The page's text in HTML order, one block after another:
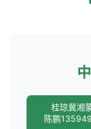
桂琼冀湘
陈鹏